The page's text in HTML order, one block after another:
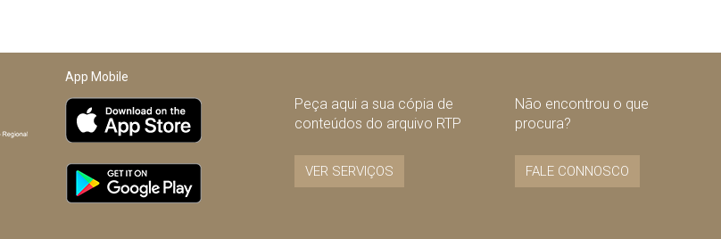
App Mobile
Peça aqui a sua cópia de
conteúdos do arquivo RTP
VER SERVIÇOS
Não encontrou o que
procura?
FALE CONNOSCO